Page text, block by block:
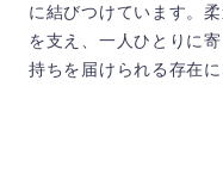
に結びつけています。
を支え、一人ひとりに
持ちを届けられる存在に